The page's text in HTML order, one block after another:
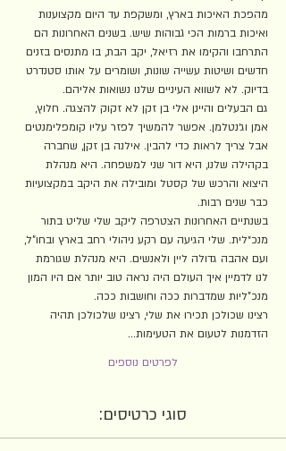
מהפכת האיכות בארץ, ומשקפת עד היום מקצוענות
ואיכות ברמות הכי גבוהות שיש. בשנים האחרונות הם
התרחבו והקימו את רזיאל, יקב הבת, בו מתנסים בזנים
חדשים ושיטות עשייה שונות, ושומרים על אותו סטנדרט
בדיוק. לא לשווא העיניים שלנו נשואות אליהם.
גם הבעלים והיינן אלי בן זקן לא זקוק להצגה. חלוץ,
אמן וג׳נטלמן. אפשר להמשיך לפזר עליו קומפלימנטים
אבל צריך לראות כדי להבין. אילנה בן זקן, שחברה
בקהילה שלנו, היא דור שני למשפחה. היא מנהלת
היצוא והרכש של קסטל ומובילה את היקב במקצועיות
כבר שנים רבות.
בשנתיים האחרונות הצטרפה ליקב שלי שליט בתור
מנכ״לית. שלי הגיעה עם רקע ניהולי רחב בארץ ובחו"ל,
ועם אהבה גדולה ליין ולאנשים. היא מנהלת שגורמת
לנו לדמיין איך העולם היה נראה טוב יותר אם היו המון
מנכ"ליות שמדברות ככה וחושבות ככה.
רצינו שכולכן תכירו את שלי, רצינו שלכולכן תהיה
הזדמנות לטעום את הטעימות…
לפרטים נוספים
סוגי כרטיסים: